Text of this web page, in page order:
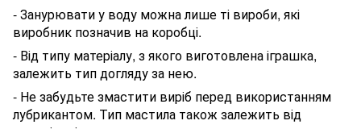
- Занурювати у воду можна лише ті вироби, які
виробник позначив на коробці.
- Від типу матеріалу, з якого виготовлена іграшка,
залежить тип догляду за нею.
- Не забудьте змастити виріб перед використанням
лубрикантом. Тип мастила також залежить від